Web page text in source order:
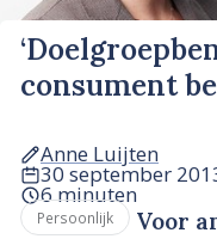
consument
Anne Luijten
30 september
6 minuten
Persoonlijk
Voor